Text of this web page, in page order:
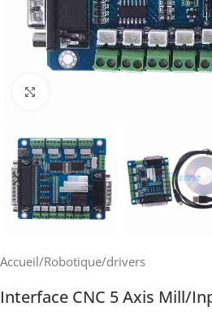
Accueil/Robotique/drivers
Interface CNC 5 Axis Mill/